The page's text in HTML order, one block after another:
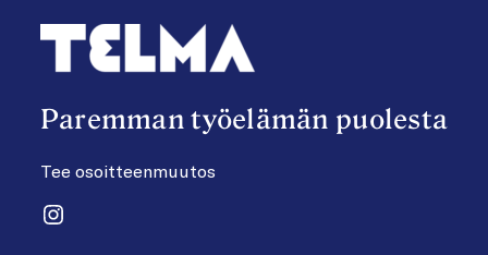
Paremman työelämän puolesta
Tee osoitteenmuutos
Instagram